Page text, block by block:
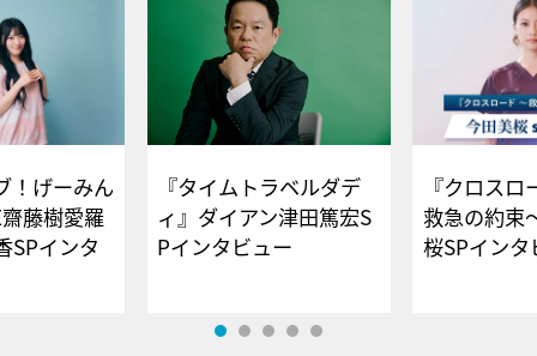
！げーみん
藤樹愛羅
SPインタ
『タイムトラベルダデ
ィ』ダイアン津田篤宏S
Pインタビュー
『クロス
救急の約束
桜SPイ